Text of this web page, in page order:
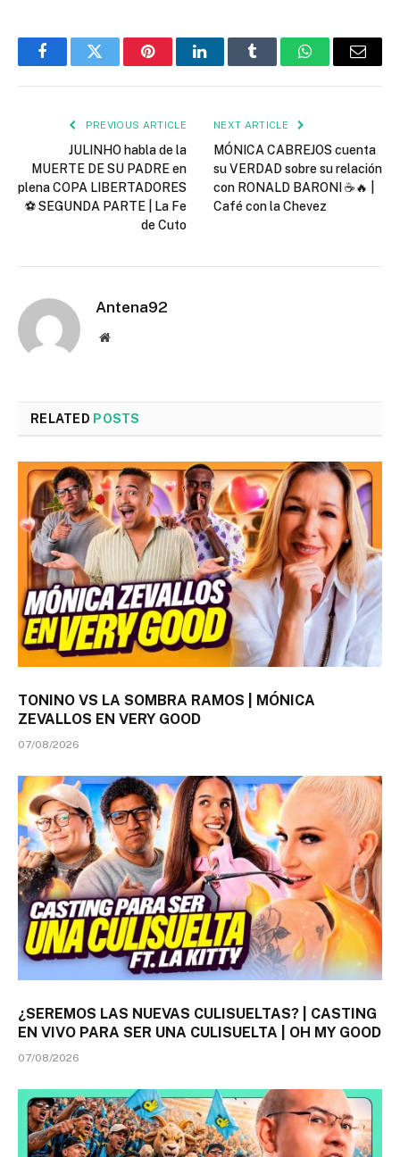
FacebookTwitter PinterestLinkedInTumblr WhatsAppEmail
PREVIOUS ARTICLE
JULINHO habla de la
MUERTE DE SU PADRE en
plena COPA LIBERTADORES
⚽ SEGUNDA PARTE | La Fe
de Cuto
NEXT ARTICLE
MÓNICA CABREJOS cuenta
su VERDAD sobre su relación
con RONALD BARONI ☕🔥 |
Café con la Chevez
Antena92
Website
RELATED POSTS
TONINO VS LA SOMBRA RAMOS | MÓNICA
ZEVALLOS EN VERY GOOD
07/08/2026
¿SEREMOS LAS NUEVAS CULISUELTAS? | CASTING
EN VIVO PARA SER UNA CULISUELTA | OH MY GOOD
07/08/2026